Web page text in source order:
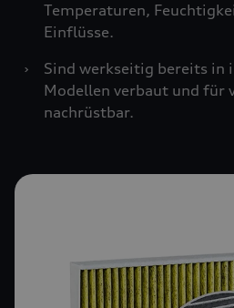
Temperaturen,
Einflüsse.
›
Sind werkseitig bereits in
Modellen verbaut und für
nachrüstbar.